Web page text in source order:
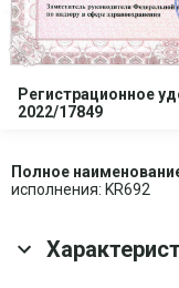
Регистрационное
2022/17849
Полное
исполнения: KR692